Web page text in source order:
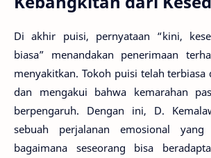
Di akhir puisi, pernyataan “kini,
biasa” menandakan penerimaan
menyakitkan. Tokoh puisi telah terbiasa
dan mengakui bahwa kemarahan
berpengaruh. Dengan ini, D.
sebuah perjalanan emosional yang
bagaimana seseorang bisa